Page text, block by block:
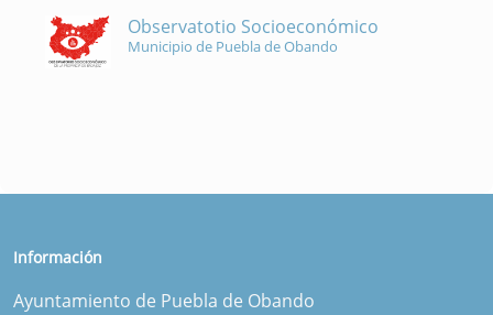
Observatotio Socioeconómico
Municipio de Puebla de Obando
Información
Ayuntamiento de Puebla de Obando